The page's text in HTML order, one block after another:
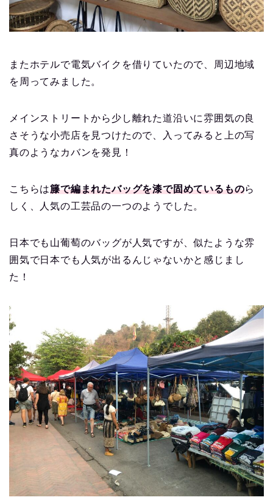
またホテルで電気バイクを借りていたので、周辺地域
を周ってみました。
メインストリートから少し離れた道沿いに雰囲気の良
さそうな小売店を見つけたので、入ってみると上の写
真のようなカバンを発見！
こちらは籐で編まれたバッグを漆で固めているものら
しく、人気の工芸品の一つのようでした。
日本でも山葡萄のバッグが人気ですが、似たような雰
囲気で日本でも人気が出るんじゃないかと感じまし
た！